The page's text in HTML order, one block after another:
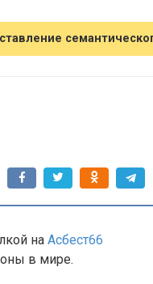
на Асбест66
в мире.